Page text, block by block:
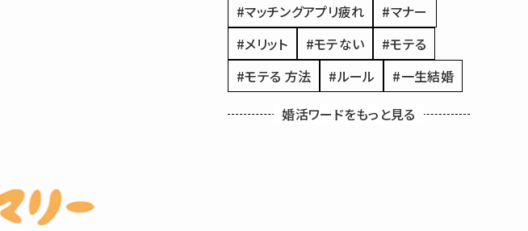
#マッチングアプリ疲れ
#マナー
#メリット
#モテない
#モテる
#モテる 方法
#ルール
#一生結婚
#付き合う
#付き合うまで
#仮交際
婚活ワードをもっと見る